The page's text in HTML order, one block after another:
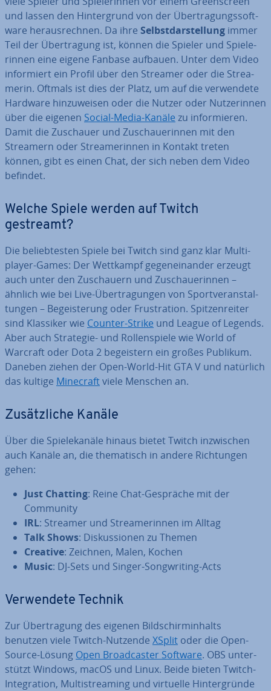
und lassen den Hin­ter­grund von der Über­tra­gungs­soft­
ware her­aus­rech­nen. Da ihre Selbst­dar­stel­lung immer
Teil der Über­tra­gung ist, können die Spieler und Spie­le­
rin­nen eine eigene Fanbase aufbauen. Unter dem Video
in­for­miert ein Profil über den Streamer oder die Strea­
me­rin. Oftmals ist dies der Platz, um auf die ver­wen­de­te
Hardware hin­zu­wei­sen oder die Nutzer oder Nut­ze­rin­nen
über die eigenen Social-Media-Kanäle zu in­for­mie­ren.
Damit die Zuschauer und Zu­schaue­rin­nen mit den
Streamern oder Strea­me­rin­nen in Kontakt treten
können, gibt es einen Chat, der sich neben dem Video
befindet.
Welche Spiele werden auf Twitch
gestreamt?
Die be­lieb­tes­ten Spiele bei Twitch sind ganz klar Mul­ti­
play­er-Games: Der Wettkampf ge­gen­ein­an­der erzeugt
auch unter den Zu­schau­ern und Zu­schaue­rin­nen –
ähnlich wie bei Live-Über­tra­gun­gen von Sport­ver­an­stal­
tun­gen – Be­geis­te­rung oder Frus­tra­ti­on. Spit­zen­rei­ter
sind Klassiker wie Counter-Strike und League of Legends.
Aber auch Strategie- und Rol­len­spie­le wie World of
Warcraft oder Dota 2 be­geis­tern ein großes Publikum.
Daneben ziehen der Open-World-Hit GTA V und natürlich
das kultige Minecraftviele Menschen an.
Zu­sätz­li­che Kanäle
Über die Spie­le­ka­nä­le hinaus bietet Twitch in­zwi­schen
auch Kanäle an, die the­ma­tisch in andere Rich­tun­gen
gehen:
Just Chatting: Reine Chat-Gespräche mit der
Community
IRL: Streamer und Strea­me­rin­nen im Alltag
Talk Shows: Dis­kus­sio­nen zu Themen
Creative: Zeichnen, Malen, Kochen
Music: DJ-Sets und Singer-Song­wri­ting-Acts
Ver­wen­de­te Technik
Zur Über­tra­gung des eigenen Bild­schirm­in­halts
benutzen viele Twitch-Nutzende XSplit oder die Open-
Source-Lösung Open Broad­cas­ter Software. OBS un­ter­
stützt Windows, macOS und Linux. Beide bieten Twitch-
In­te­gra­ti­on, Mul­ti­strea­ming und virtuelle Hin­ter­grün­de